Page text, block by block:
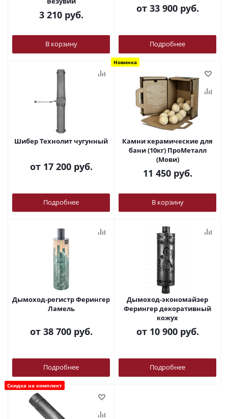
3 210руб.
В корзину
от 33 900 руб.
Подробнее
Шибер Технолит чугунный
от 17 200 руб.
Подробнее
Новинка
Камни керамические для
бани (10кг) ПроМеталл
(Мови)
11 450руб.
В корзину
Дымоход-регистр Ферингер
Ламель
от 38 700 руб.
Подробнее
Дымоход-экономайзер
Ферингер декоративный
кожух
от 10 900 руб.
Подробнее
Скидка на комплект